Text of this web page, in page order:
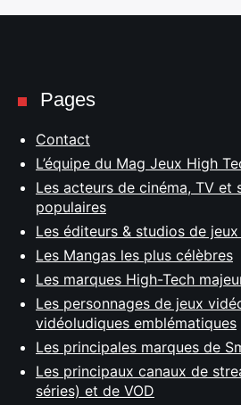
Pages
Contact
L’équipe du Mag Jeux High
Les acteurs de cinéma, TV et
populaires
Les éditeurs & studios de
Les Mangas les plus célèbres
Les marques High-Tech
Les personnages de jeux
vidéoludiques emblématiques
Les principales marques de
Les principaux canaux de
séries) et de VOD